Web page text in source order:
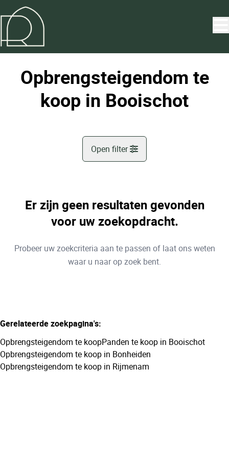
Ga naar hoofdinhoud
Opbrengsteigendom te
koop in Booischot
Open filter
Booischot (2221) Remove
Opbrengsteigendom Remove
Min. budget
Kaartweergave
Sorteer op
Er zijn geen resultaten gevonden
voor uw zoekopdracht.
Probeer uw zoekcriteria aan te passen of laat ons weten
waar u naar op zoek bent.
Gerelateerde zoekpagina's:
Opbrengsteigendom te koopPanden te koop in Booischot
Opbrengsteigendom te koop in Bonheiden
Opbrengsteigendom te koop in Rijmenam